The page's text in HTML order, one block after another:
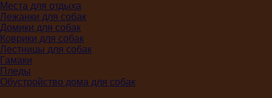
Места для отдыха
Лежанки для собак
Домики для собак
Коврики для собак
Лестницы для собак
Гамаки
Пледы
Обустройство дома для собак